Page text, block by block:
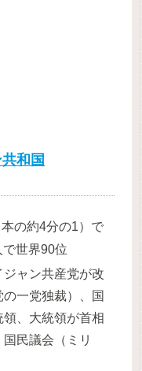
和国
本の約4分の1）で
世界90位
ャン共産党が改
一党独裁）、国
、大統領が首相
民議会（ミリ